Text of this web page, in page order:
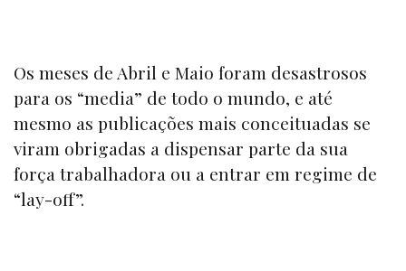
Os meses de Abril e Maio foram desastrosos
para os “media” de todo o mundo, e até
mesmo as publicações mais conceituadas se
viram obrigadas a dispensar parte da sua
força trabalhadora ou a entrar em regime de
“lay-off”.